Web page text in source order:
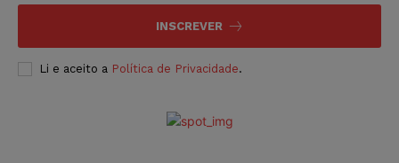
INSCREVER
Li e aceito a Política de Privacidade.